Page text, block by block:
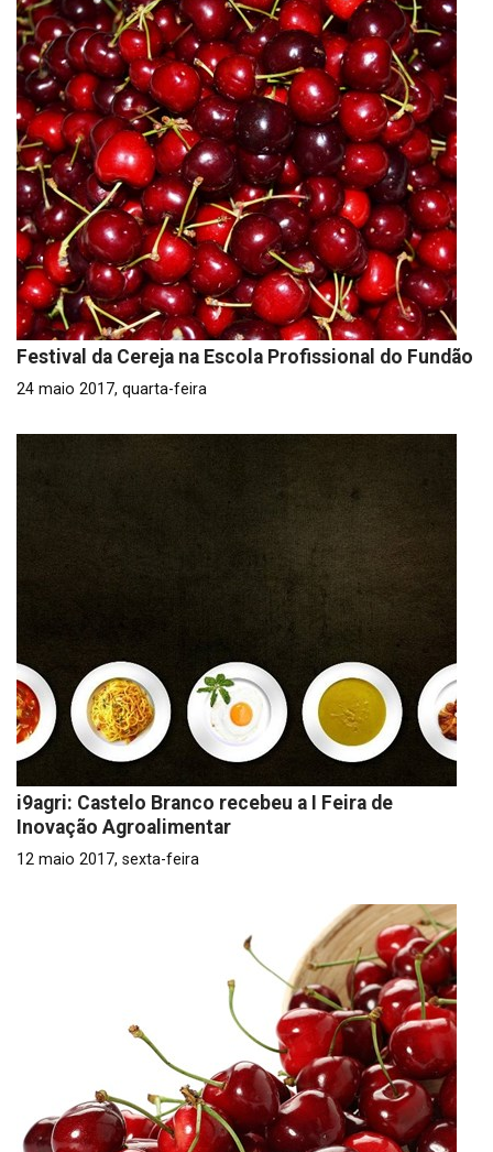
Festival da Cereja na Escola Profissional do Fundão
24 maio 2017, quarta-feira
i9agri: Castelo Branco recebeu a I Feira de
Inovação Agroalimentar
12 maio 2017, sexta-feira